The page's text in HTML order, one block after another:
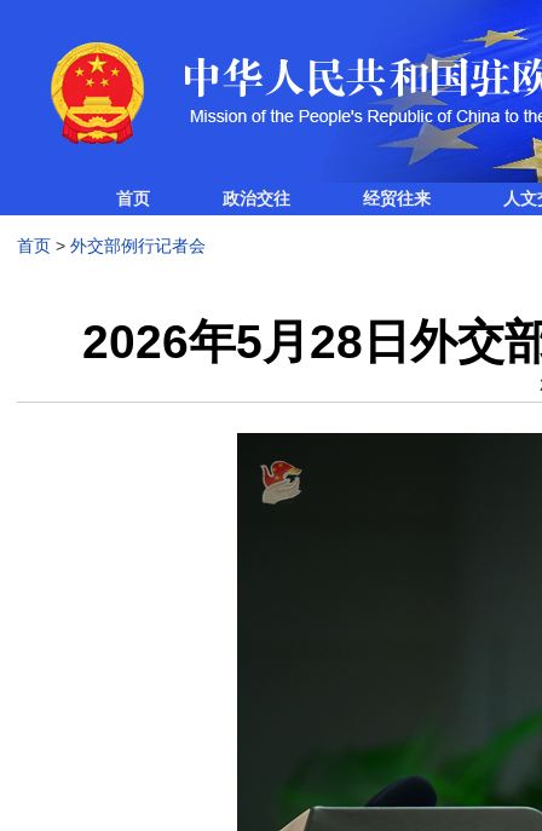
首页 政治交往 经贸往来 人
首页> 外交部例行记者会
2026年5月28日外交